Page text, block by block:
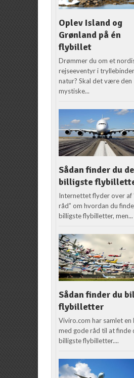
Oplev Island og
Grønland på én
flybillet
Drømmer du om et
rejseeventyr i
natur? Skal det være den
mystiske...
Sådan finder du de
billigste
Internettet flyder over af
råd” om hvordan du
billigste flybilletter, men...
Sådan finder du
flybilletter
Viviro.com har samlet en
med gode råd til at finde
billigste flybilletter....